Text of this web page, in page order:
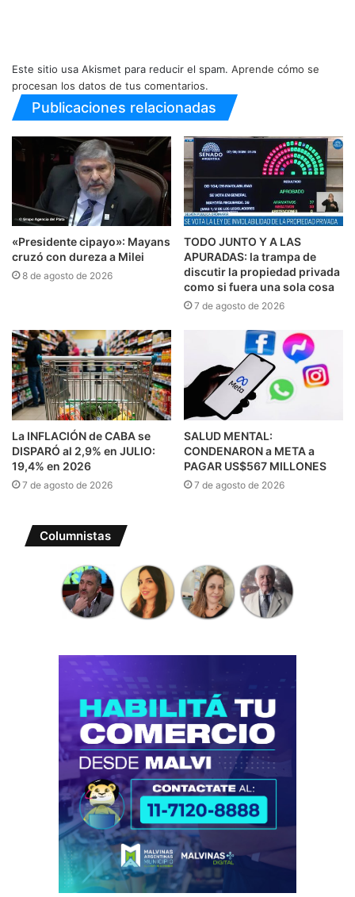
Este sitio usa Akismet para reducir el spam. Aprende cómo se
procesan los datos de tus comentarios.
Publicaciones relacionadas
«Presidente cipayo»: Mayans
cruzó con dureza a Milei
8 de agosto de 2026
TODO JUNTO Y A LAS
APURADAS: la trampa de
discutir la propiedad privada
como si fuera una sola cosa
7 de agosto de 2026
La INFLACIÓN de CABA se
DISPARÓ al 2,9% en JULIO:
19,4% en 2026
7 de agosto de 2026
SALUD MENTAL:
CONDENARON a META a
PAGAR US$567 MILLONES
7 de agosto de 2026
Columnistas